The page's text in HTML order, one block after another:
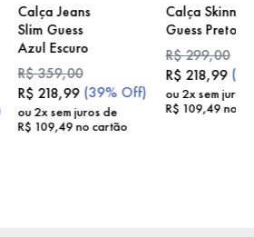
Calça Jeans
Slim Guess
Azul Escuro
R$359,00
R$ 218,99 (39% Off)
ou2x sem juros de
R$ 109,49no cartão
Calça Skinny
Guess Preto
R$299,00
R$ 218,99 (
ou 2x sem juros
R$ 109,49no